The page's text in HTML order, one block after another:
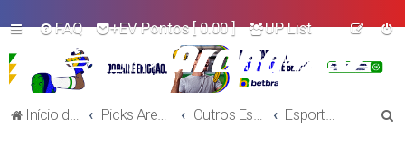
FAQ +EV Pontos[ 0.00 ] UP List
Início do Fórum!